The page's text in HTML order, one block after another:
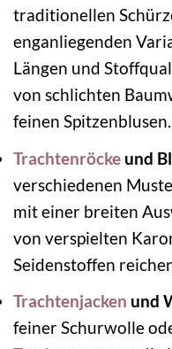
traditionellen
enganliegenden
Längen und
von schlichten
feinen Spitzenblusen.
Trachtenröcke und
verschiedenen
mit einer breiten
von verspielten
Seidenstoffen
Trachtenjacken und
feiner Schurwolle